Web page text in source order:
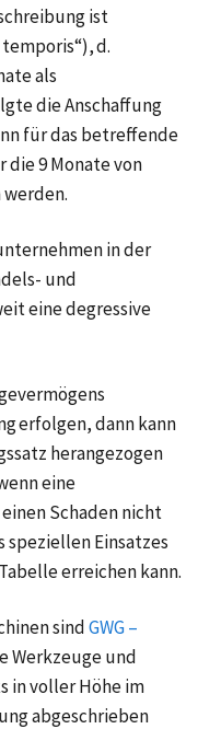
ist
d.
als
die Anschaffung
für das betreffende
die 9 Monate von
in der
und
eine degressive
erfolgen, dann kann
herangezogen
eine
Schaden nicht
Einsatzes
erreichen kann.
sindGWG –
Werkzeuge und
in voller Höhe im
abgeschrieben